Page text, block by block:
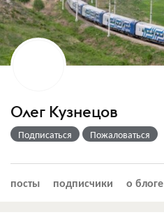
Олег Кузнецов
Подписаться Пожаловаться
посты подписчики о блоге